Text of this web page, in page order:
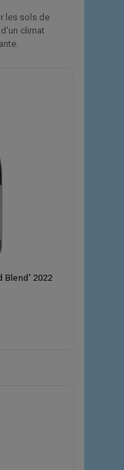
les sols de
climat
Blend' 2022